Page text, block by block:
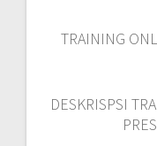
TRAINING
DESKRISPSI